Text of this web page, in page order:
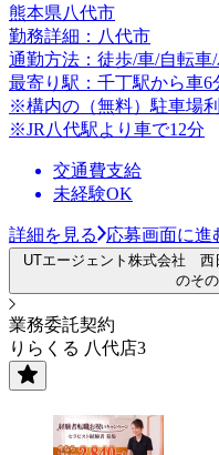
熊本県八代市
勤務詳細：八代市
通勤方法：徒歩/車/自転車
最寄り駅：千丁駅から車6
※構内の（無料）駐車場
※JR八代駅より車で12分
交通費支給
未経験OK
詳細を見る 応募画面に進
UTエージェント株式会社 西
のそ
業務委託契約
りらくる 八代店3